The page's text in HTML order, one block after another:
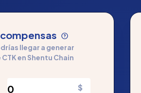
llegar a generar
en Shentu Chain
$